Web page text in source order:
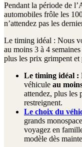
Pendant la période de
automobiles frôle les
n’attendez pas les
Le timing idéal : Nous
au moins 3 à 4
plus les prix grimpent et
Le timing idéal :
véhicule au
attendez, plus les
restreignent.
Le choix du
grands
voyagez en
modèle dès